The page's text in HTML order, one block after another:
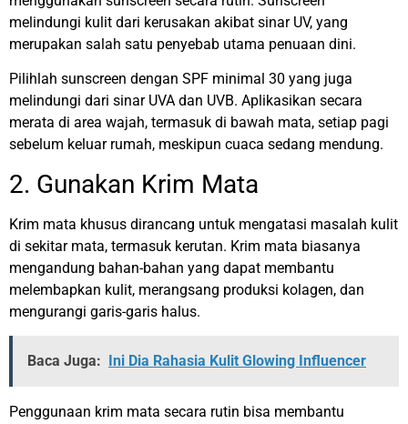
melindungi kulit dari kerusakan akibat sinar UV, yang
merupakan salah satu penyebab utama penuaan dini.
Pilihlah sunscreen dengan SPF minimal 30 yang juga
melindungi dari sinar UVA dan UVB. Aplikasikan secara
merata di area wajah, termasuk di bawah mata, setiap pagi
sebelum keluar rumah, meskipun cuaca sedang mendung.
2. Gunakan Krim Mata
Krim mata khusus dirancang untuk mengatasi masalah kulit
di sekitar mata, termasuk kerutan. Krim mata biasanya
mengandung bahan-bahan yang dapat membantu
melembapkan kulit, merangsang produksi kolagen, dan
mengurangi garis-garis halus.
Baca Juga: Ini Dia Rahasia Kulit Glowing Influencer
Penggunaan krim mata secara rutin bisa membantu